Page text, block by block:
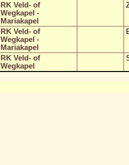
RK Veld- of
Wegkapel -
Mariakapel
RK Veld- of
Wegkapel -
Mariakapel
RK Veld- of
Wegkapel